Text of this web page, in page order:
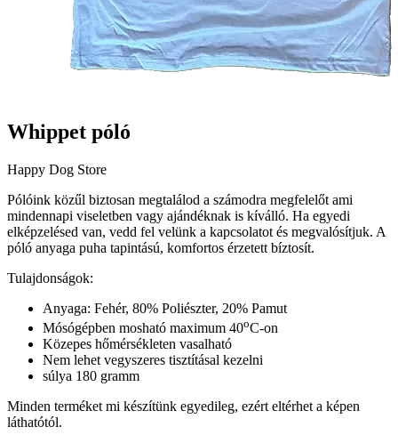
Whippet póló
Happy Dog Store
Pólóink közűl biztosan megtalálod a számodra megfelelőt ami
mindennapi viseletben vagy ajándéknak is kíválló. Ha egyedi
elképzelésed van, vedd fel velünk a kapcsolatot és megvalósítjuk. A
póló anyaga puha tapintású, komfortos érzetett bíztosít.
Tulajdonságok:
Anyaga: Fehér, 80% Poliészter, 20% Pamut
Mósógépben mosható maximum 40oC-on
Közepes hőmérsékleten vasalható
Nem lehet vegyszeres tisztításal kezelni
súlya 180 gramm
Minden terméket mi készítünk egyedileg, ezért eltérhet a képen
láthatótól.